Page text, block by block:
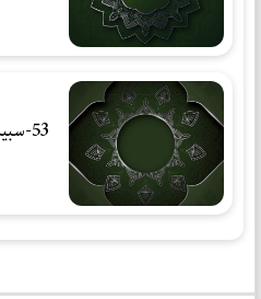
53-سبیل المؤمنین و سبیل المجرمین